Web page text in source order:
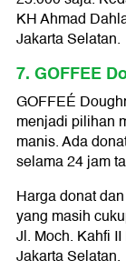
KH Ahmad
Jakarta Selatan.
7. GOFFEE
GOFFEÉ
menjadi pilihan
manis. Ada
selama 24 jam
Harga donat
yang masih
Jl. Moch. Kahfi
Jakarta Selatan.